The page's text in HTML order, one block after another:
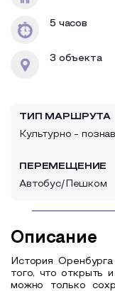
5 часов
3 объекта
ТИП МАРШРУТА
Культурно -
ПЕРЕМЕЩЕНИЕ
Автобус/Пешком
Описание
История
того, что открыть
можно только